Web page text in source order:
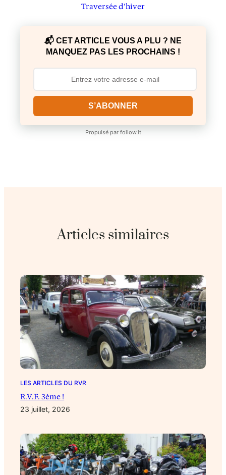
Traversée d’hiver
📬 CET ARTICLE VOUS A PLU ? NE
MANQUEZ PAS LES PROCHAINS !
S’ABONNER
Propulsé par follow.it
Articles similaires
LES ARTICLES DU RVR
R.V.F. 3ème !
23 juillet, 2026